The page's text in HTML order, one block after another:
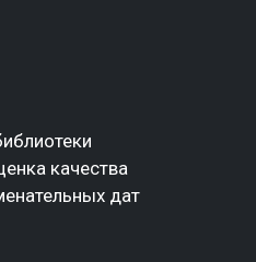
качества
дат